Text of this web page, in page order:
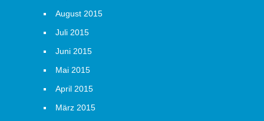
August 2015
Juli 2015
Juni 2015
Mai 2015
April 2015
März 2015